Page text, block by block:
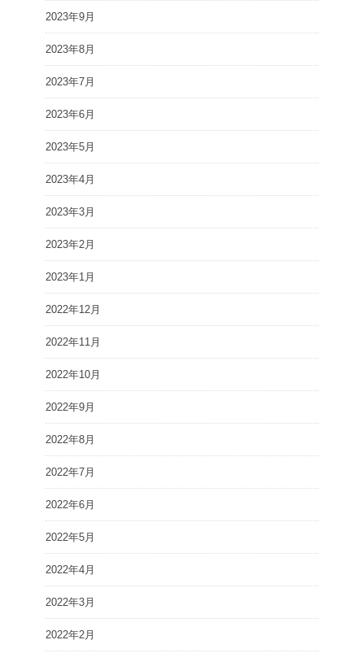
2023年9月
2023年8月
2023年7月
2023年6月
2023年5月
2023年4月
2023年3月
2023年2月
2023年1月
2022年12月
2022年11月
2022年10月
2022年9月
2022年8月
2022年7月
2022年6月
2022年5月
2022年4月
2022年3月
2022年2月